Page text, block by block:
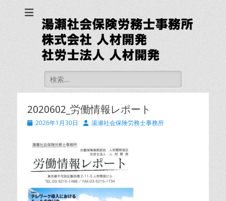
湯瀬社会保険労務士
事務所 社労士法人
人材開発
検
索:
2020602_労働情報レポート
投
日
2026年1月30日
投 湯瀬社会保険労務士事務所